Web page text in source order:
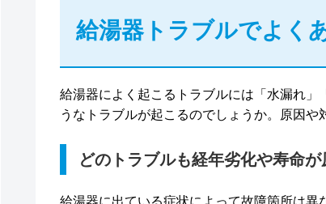
給湯器トラブルでよく
給湯器によく起こるトラブルには「水漏れ
うなトラブルが起こるのでしょうか。原因や
どのトラブルも経年劣化や寿命